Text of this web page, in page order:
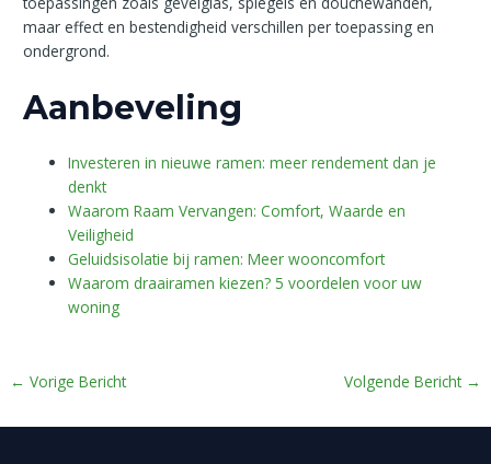
maar effect en bestendigheid verschillen per toepassing en
ondergrond.
Aanbeveling
Investeren in nieuwe ramen: meer rendement dan je
denkt
Waarom Raam Vervangen: Comfort, Waarde en
Veiligheid
Geluidsisolatie bij ramen: Meer wooncomfort
Waarom draairamen kiezen? 5 voordelen voor uw
woning
← Vorige Bericht Volgende Bericht →